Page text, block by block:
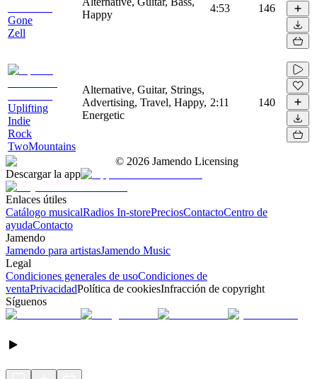
Gone
Zell
Happy
4:53 146
Uplifting
Indie
Rock
TwoMountains
Alternative, Guitar, Strings,
Advertising, Travel, Happy,
Energetic
2:11 140
© 2026 Jamendo Licensing
Descargar la app
Enlaces útiles
Catálogo musicalRadios In-storePreciosContactoCentro de
ayudaContacto
Jamendo
Jamendo para artistasJamendo Music
Legal
Condiciones generales de usoCondiciones de
ventaPrivacidadPolítica de cookiesInfracción de copyright
Síguenos